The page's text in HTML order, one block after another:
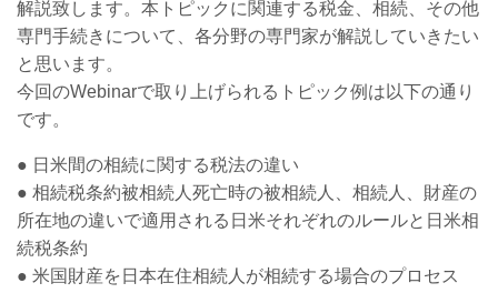
解説致します。本トピックに関連する税金、相続、その他
専門手続き について、各分野の専門家が解説していきたい
と思います。
今回のWebinarで取り上げられるトピック例は以下の通り
です。
● 日米間の相続に関する税法の違い
● 相続税条約被相続人死亡時の被相続人、相続人、財産の
所在地の違いで適用される日米それぞれのルールと日米相
続税条約
● 米国財産を日本在住相続人が相続する場合のプロセス